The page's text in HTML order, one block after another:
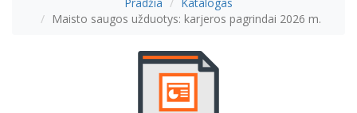
Maisto saugos užduotys: karjeros pagrindai 2026 m.